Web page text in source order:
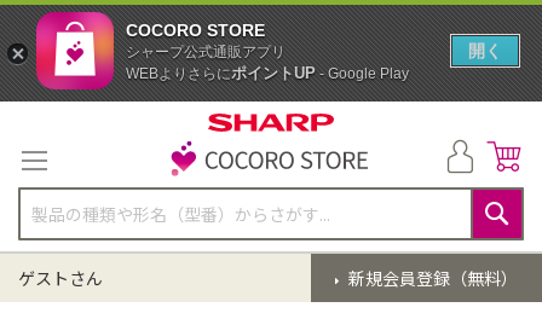
テ
ン
ツ
に
ス
キ
ッ
検
索
新規会員登録（無料）
ゲストさん
COCORO STORE
シャープ公式通販アプリ
WEBよりさらにポイントUP- Google Play
開く